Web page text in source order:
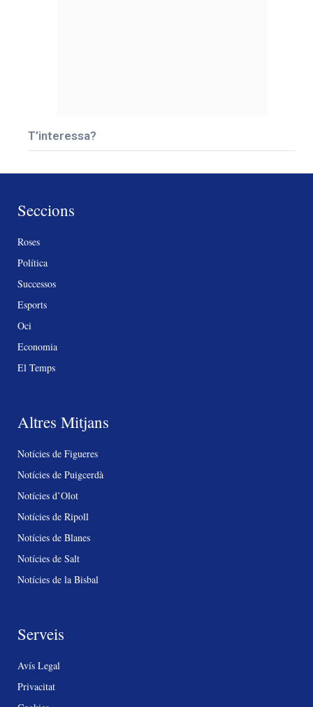
T’interessa?
Seccions
Roses
Política
Successos
Esports
Oci
Economia
El Temps
Altres Mitjans
Notícies de Figueres
Notícies de Puigcerdà
Notícies d’Olot
Notícies de Ripoll
Notícies de Blanes
Notícies de Salt
Notícies de la Bisbal
Serveis
Avís Legal
Privacitat